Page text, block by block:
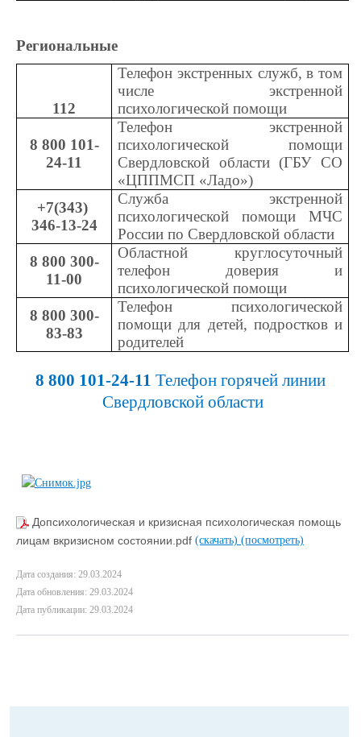
Региональные
112
Телефон экстренных служб, в том
числе экстренной
психологической помощи
8 800 101-
24-11
Телефон экстренной
психологической помощи
Свердловской области (ГБУ СО
«ЦППМСП «Ладо»)
+7(343)
346-13-24
Служба экстренной
психологической помощи МЧС
России по Свердловской области
8 800 300-
11-00
Областной круглосуточный
телефон доверия и
психологической помощи
8 800 300-
83-83
Телефон психологической
помощи для детей, подростков и
родителей
8 800 101-24-11 Телефон горячей линии
Свердловской области
Допсихологическая и кризисная психологическая помощь
лицам вкризисном состоянии.pdf (скачать) (посмотреть)
Дата создания: 29.03.2024
Дата обновления: 29.03.2024
Дата публикации: 29.03.2024